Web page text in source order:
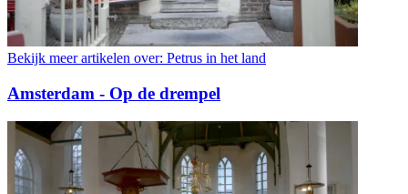
Bekijk meer artikelen over: Petrus in het land
Amsterdam - Op de drempel